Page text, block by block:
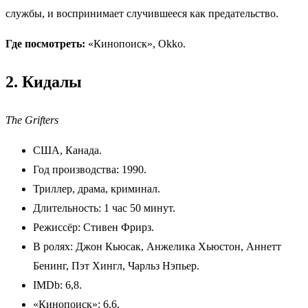
службы, и воспринимает случившееся как предательство.
Где посмотреть: «Кинопоиск», Okko.
2. Кидалы
The Grifters
США, Канада.
Год производства: 1990.
Триллер, драма, криминал.
Длительность: 1 час 50 минут.
Режиссёр: Стивен Фрирз.
В ролях: Джон Кьюсак, Анжелика Хьюстон, Аннетт
Бенинг, Пэт Хингл, Чарльз Нэпьер.
IMDb: 6,8.
«Кинопоиск»: 6,6.